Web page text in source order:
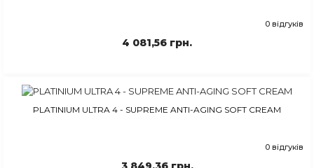
0 відгуків
4 081,56 грн.
PLATINIUM ULTRA 4 - SUPREME ANTI-AGING SOFT CREAM
0 відгуків